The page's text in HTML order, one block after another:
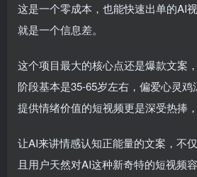
这是一个零成本，也能快速出单的AI
就是一个信息差。
这个项目最大的核心点还是爆款文案
阶段基本是35-65岁左右，偏爱心灵
提供情绪价值的短视频更是深受热捧
让AI来讲情感认知正能量的文案，不
且用户天然对AI这种新奇特的短视频